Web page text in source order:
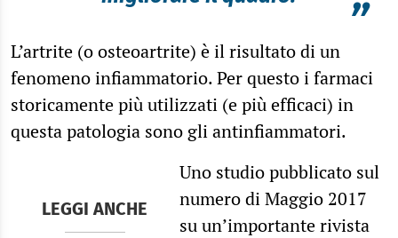
”
L’artrite (o osteoartrite) è il risultato di un
fenomeno infiammatorio. Per questo i farmaci
storicamente più utilizzati (e più efficaci) in
questa patologia sono gli antinfiammatori.
LEGGI ANCHE
Uno studio pubblicato sul
numero di Maggio 2017
su un’importante rivista